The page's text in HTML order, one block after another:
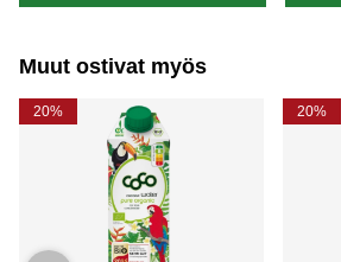
Muut ostivat myös
20% 20%